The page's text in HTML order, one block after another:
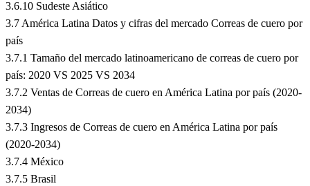
3.6.10 Sudeste Asiático
3.7 América Latina Datos y cifras del mercado Correas de cuero por
país
3.7.1 Tamaño del mercado latinoamericano de correas de cuero por
país: 2020 VS 2025 VS 2034
3.7.2 Ventas de Correas de cuero en América Latina por país (2020-
2034)
3.7.3 Ingresos de Correas de cuero en América Latina por país
(2020-2034)
3.7.4 México
3.7.5 Brasil